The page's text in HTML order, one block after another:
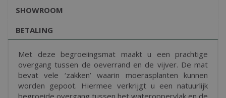
SHOWROOM
BETALING
Met deze begroeiingsmat maakt u een prachtige
overgang tussen de oeverrand en de vijver. De mat
bevat vele ‘zakken’ waarin moerasplanten kunnen
worden gepoot. Hiermee verkrijgt u een natuurlijk
begroeide overgang tussen het wateroppervlak en de